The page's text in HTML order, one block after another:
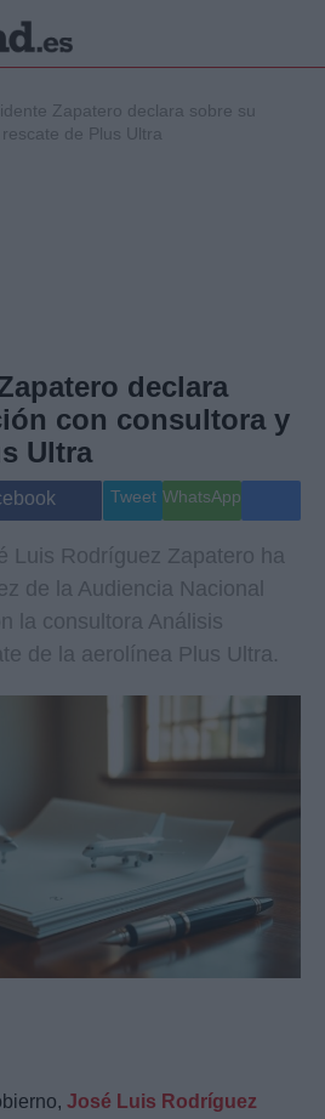
Gente
Musica
Zapatero declara sobre su
de Plus Ultra
declara
con consultora y
Ultra
Tweet WhatsApp
Luis Rodríguez Zapatero ha
de la Audiencia Nacional
la consultora Análisis
de la aerolínea Plus Ultra.
José Luis Rodríguez